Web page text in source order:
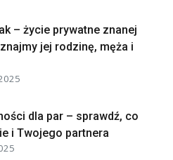
– życie prywatne znanej
jej rodzinę, męża i
dla par – sprawdź, co
i Twojego partnera